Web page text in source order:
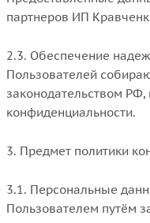
партнеров ИП
2.3. Обеспечение
Пользователей
законодательством
конфиденциальности.
3. Предмет политики
3.1. Персональные
Пользователем путём